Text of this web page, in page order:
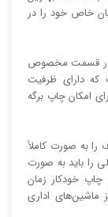
خاص خود را در
متوسط تا تعداد 150 برگه را در قسمت مخصوص
که دارای ظرفیت
امکان چاپ برگه
را به صورت کاملاً
را باید به صورت
چاپ خودکار زمان
ماشین‌های اداری